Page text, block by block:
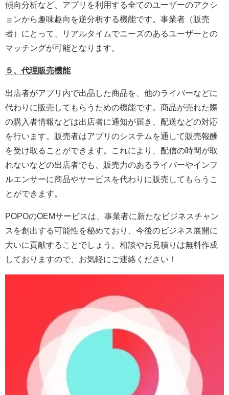
傾向分析など、アプリを利用する全てのユーザーのアクシ
ョンから趣味趣向を逆分析する機能です。事業者（販売
者）にとって、リアルタイムでニーズのあるユーザーとの
マッチングが可能となります。
５、代理販売機能
出店者がアプリ内で出品した商品を、他のライバーなどに
代わりに販売してもらうための機能です。商品が売れた際
の購入者情報などは出店者に通知が届き、配送などの対応
を行います。販売者はアプリのシステムを通して販売報酬
を受け取ることができます。これにより、配信の時間が取
れないなどの出店者でも、販売力のあるライバーやインフ
ルエンサーに商品やサービスを代わりに販売してもらうこ
とができます。
POPOのOEMサービスは、事業者に新たなビジネスチャン
スを創出する可能性を秘めており、今後のビジネス展開に
大いに貢献することでしょう。相談やお見積りは無料作成
しておりますので、お気軽にご連絡ください！